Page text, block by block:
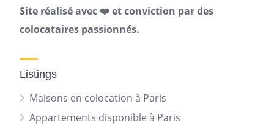
Site réalisé avec ❤️ et conviction par des
colocataires passionnés.
Listings
Maisons en colocation à Paris
Appartements disponible à Paris